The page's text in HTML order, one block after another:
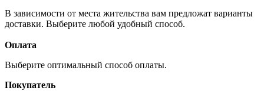
В зависимости от места жительства вам предложат варианты
доставки. Выберите любой удобный способ.
Оплата
Выберите оптимальный способ оплаты.
Покупатель